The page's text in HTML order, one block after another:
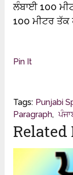
ਲੰਬਾਈ 100
100 ਮੀਟਰ ਤੱਕ
Pin It
Tags: Punjabi
Paragraph,
Related